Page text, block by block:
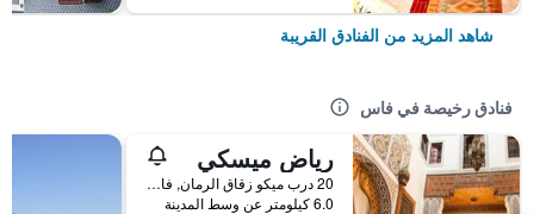
شاهد المزيد من الفنادق القريبة
فنادق رخيصة في فاس
رياض ميسكي
20 درب ميكو زقاق الرمان, فاس, المغرب
6.0 كيلومتر عن وسط المدينة